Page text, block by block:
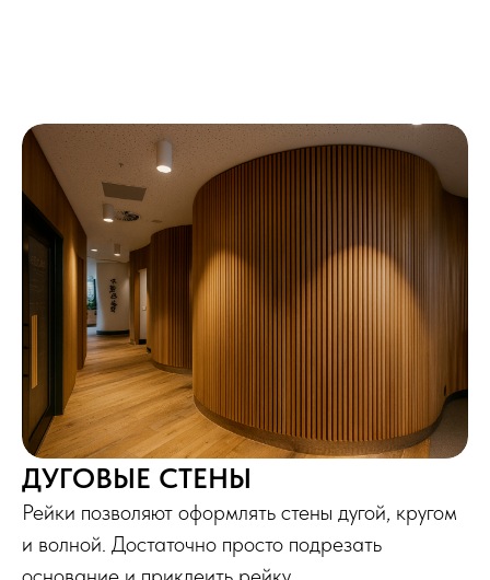
ДУГОВЫЕ СТЕНЫ
Рейки позволяют оформлять стены дугой, кругом
и волной. Достаточно просто подрезать